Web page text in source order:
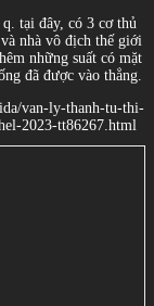
tại đây, có 3 cơ thủ
nhà vô địch thế giới
những suất có mặt
đã được vào thẳng.
van-ly-thanh-tu-thi-
2023-tt86267.html